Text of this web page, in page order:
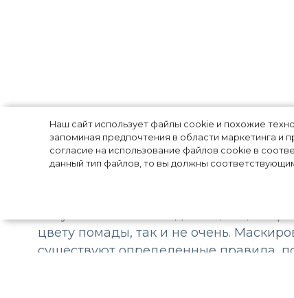
Наш сайт использует файлы cookie и похожие
запоминая предпочтения в области маркетинга и
согласие на использование файлов cookie в
данный тип файлов, то вы должны
Как наносить
Ошибки в макияже допускают
цвету помады, так и не очень.
существуют определенные правила,